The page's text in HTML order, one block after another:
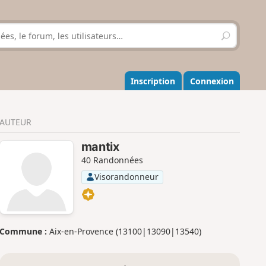
R
e
h
e
r
r
Inscription Connexion
AUTEUR
mantix
40 Randonnées
Visorandonneur
Commune : Aix-en-Provence (13100|13090|13540)